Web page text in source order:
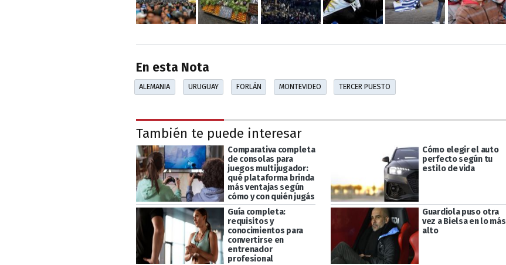
En esta Nota
ALEMANIA URUGUAY FORLÁN MONTEVIDEO TERCER PUESTO
También te puede interesar
Comparativa completa
de consolas para
juegos multijugador:
qué plataforma brinda
más ventajas según
cómo y con quién jugás
Cómo elegir el auto
perfecto según tu
estilo de vida
Guía completa:
requisitos y
conocimientos para
convertirse en
entrenador
profesional
Guardiola puso otra
vez a Bielsa en lo más
alto